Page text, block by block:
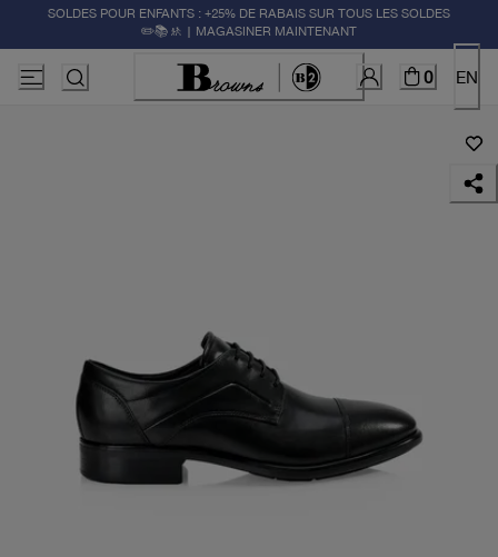
SOLDES POUR ENFANTS : +25% DE RABAIS SUR TOUS LES SOLDES
✏️📚🚸 | MAGASINER MAINTENANT
0 EN